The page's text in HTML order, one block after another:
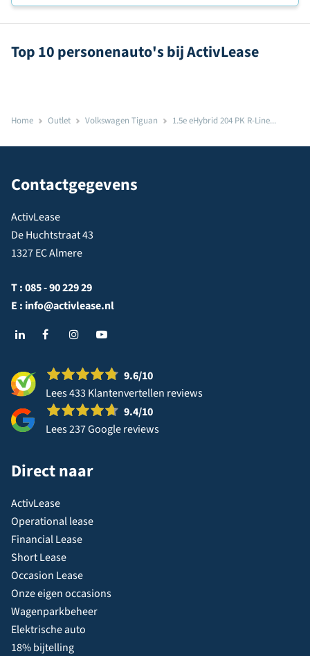
Top 10 personenauto's bij ActivLease
Home Outlet Volkswagen Tiguan 1.5e eHybrid 204 PK R-Line...
Contactgegevens
ActivLease
De Huchtstraat 43
1327 EC Almere
T :085 - 90 229 29
E : info@activlease.nl
9.6/10
Lees 433 Klantenvertellen reviews
9.4/10
Lees 237 Google reviews
Direct naar
ActivLease
Operational lease
Financial Lease
Short Lease
Occasion Lease
Onze eigen occasions
Wagenparkbeheer
Elektrische auto
18% bijtelling